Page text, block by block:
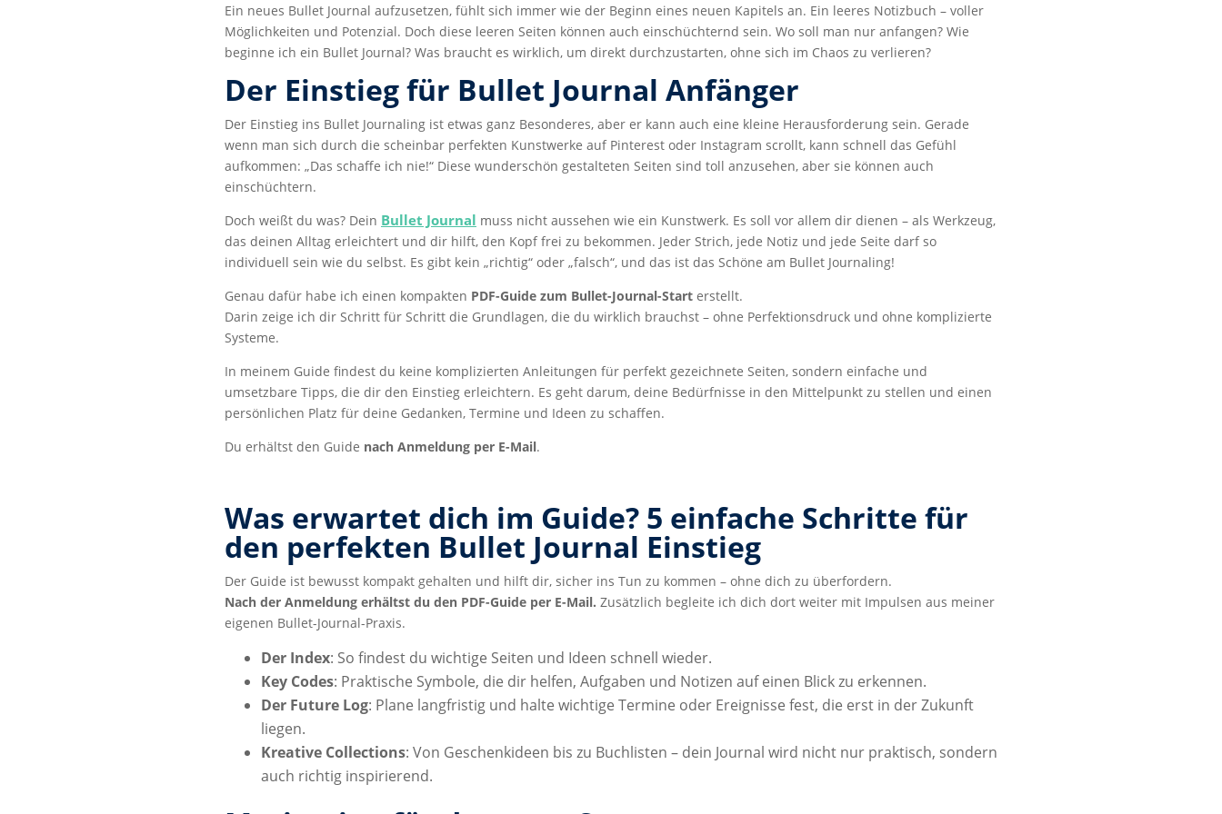
Ein neues Bullet Journal aufzusetzen, fühlt sich immer wie der Beginn eines neuen Kapitels an. Ein leeres Notizbuch – voller
Möglichkeiten und Potenzial. Doch diese leeren Seiten können auch einschüchternd sein. Wo soll man nur anfangen? Wie
beginne ich ein Bullet Journal? Was braucht es wirklich, um direkt durchzustarten, ohne sich im Chaos zu verlieren?
Der Einstieg für Bullet Journal Anfänger
Der Einstieg ins Bullet Journaling ist etwas ganz Besonderes, aber er kann auch eine kleine Herausforderung sein. Gerade
wenn man sich durch die scheinbar perfekten Kunstwerke auf Pinterest oder Instagram scrollt, kann schnell das Gefühl
aufkommen: „Das schaffe ich nie!“ Diese wunderschön gestalteten Seiten sind toll anzusehen, aber sie können auch
einschüchtern.
Doch weißt du was? Dein Bullet Journal muss nicht aussehen wie ein Kunstwerk. Es soll vor allem dir dienen – als Werkzeug,
das deinen Alltag erleichtert und dir hilft, den Kopf frei zu bekommen. Jeder Strich, jede Notiz und jede Seite darf so
individuell sein wie du selbst. Es gibt kein „richtig“ oder „falsch“, und das ist das Schöne am Bullet Journaling!
Genau dafür habe ich einen kompakten PDF-Guide zum Bullet-Journal-Start erstellt.
Darin zeige ich dir Schritt für Schritt die Grundlagen, die du wirklich brauchst – ohne Perfektionsdruck und ohne komplizierte
Systeme.
In meinem Guide findest du keine komplizierten Anleitungen für perfekt gezeichnete Seiten, sondern einfache und
umsetzbare Tipps, die dir den Einstieg erleichtern. Es geht darum, deine Bedürfnisse in den Mittelpunkt zu stellen und einen
persönlichen Platz für deine Gedanken, Termine und Ideen zu schaffen.
Du erhältst den Guide nach Anmeldung per E-Mail.
Was erwartet dich im Guide? 5 einfache Schritte für
den perfekten Bullet Journal Einstieg
Der Guide ist bewusst kompakt gehalten und hilft dir, sicher ins Tun zu kommen – ohne dich zu überfordern.
Nach der Anmeldung erhältst du den PDF-Guide per E-Mail. Zusätzlich begleite ich dich dort weiter mit Impulsen aus meiner
eigenen Bullet-Journal-Praxis.
Der Index: So findest du wichtige Seiten und Ideen schnell wieder.
Key Codes: Praktische Symbole, die dir helfen, Aufgaben und Notizen auf einen Blick zu erkennen.
Der Future Log: Plane langfristig und halte wichtige Termine oder Ereignisse fest, die erst in der Zukunft
liegen.
Kreative Collections: Von Geschenkideen bis zu Buchlisten – dein Journal wird nicht nur praktisch, sondern
auch richtig inspirierend.